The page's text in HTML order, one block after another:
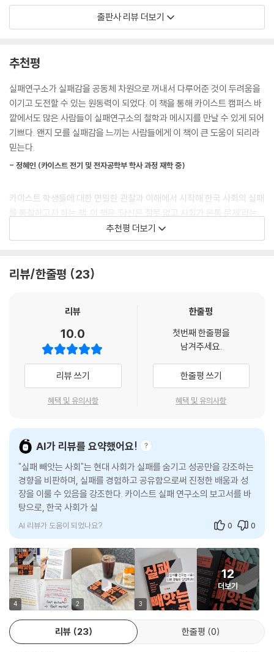
를 숨긴다. 이는 응답자의 74.1퍼센트가 평소 실패를 막연히 두려워하며 6
3.3퍼센트가 실패가 두려워서 도전을 포기한 적이 있다고 답한 것에서도
를 대상으로 한국 사회에서 성공하기 위해 가장 중요한 요인이 무엇인지
물었을 때, 모든 세대가 ‘노력과 성실성’을 성공의 핵심 요인으로 꼽았지만
그 외 요인들에서는 뚜렷한 차이를 보였다. 젊은 세대일수록 ‘타고난 재능’,
‘가족 배경’, ‘운과 기회’ 등 개인이 통제할 수 없는 요소의 중요성을 높게 본
반면 1, 2차 베이비 부머 세대(1955~1974년생)는 ‘도전 정신’, ‘자기 조절
력’, ‘긍정적 마인드’ 등 개인의 의지와 태도를 상대적으로 중요하게 평가했
적으로 작용하고 있다. 발전과 성장을 직접 경험한 베이비 부머 세대는 노
력 중심의 성공관을 바탕으로 도전에 긍정적이다. 반면 저성장과 양극화
시대를 살아온 청년 세대는 개인의 노력과 도전이 과거만큼 영향력을 발휘
하지 못한다고 느끼며, 미래에 대한 불안감이 높아 도전을 기피하는 경향
의 과업일까? 저성장 흐름과 불확실한 사회 경제적 상황에서 기성세대에
비해 성장과 발전, 성공의 효능감을 상대적으로 덜 경험한 청년 세대에게
--- p.104~106
여기서 한 가지 의문이 든다. 현재 카이스트 학생이나 미국 명문대 학생에
게 지금 당신이 겪고 있는 심리적 어려움이 ‘실패를 많이 경험하지 못해
서’라고 이야기한다면 얼마나 많은 사람이 동의할까? 이 진단에 발끈하거
나 조금은 억울해하는 경우도 있으리라 짐작된다. 많은 학생에게 입시의
과정이 실패와 두려움의 연속이었을 테니까 말이다. (중략) 그런데 ‘실패
로 경험하고 그로부터 배우는 능력이 부족하다는 뜻이다. 학생들이 입시
과정에서 많이 실패했다고 해서 이러한 능력이 자연스럽게 계발되는 것은
건설적으로 경험하고 배울 수 있는 기회를 박탈한다.
--- p.138~189
“대학원에 온 후 계속 실패한다고 느꼈어요. 그런데 실패가 상대적이라는
이야기를 듣고 보니 왜 제가 힘들었는지 조금 알 것 같아요. 저를 계속 괴롭
힌 건 학문적 경쟁이 아니라 SNS 속 친구들과의 비교였어요. 굳이 그들과
비교할 이유가 없는데 그러면서 실패감을 느꼈던 거죠. 학부 졸업 후 바로
취업하거나 결혼한 친구들과는 달리 대학원을 선택한 저는 더 넓은 세계와
경쟁하는 길을 택했고, 그러니 제가 느끼는 어려움도 어쩌면 당연하다는
생각이 이제야 들어요. 제가 선택했고, 제가 감수해야 하는 것이라고요.”
많은 학생이 포토보이스 참여를 “뒤통수를 맞은” 느낌 혹은 “새롭게 깨닫
는 과정”이라고 표현한 것은 평소 자신의 생각을 객관화해볼 기회가 많지
한국 사회의 실패를 통찰하고자 하는 책.”
_정광혁(카이스트 학사 과정 재학 중)
시도와 좌절의 기회를 빼앗긴 사람들에게 도전과 성장의 시간을 돌려주겠
다는 결심
2021년 2월, 카이스트 제17대 총장으로 취임한 이광형 교수는 “성공률이
80퍼센트가 넘는 연구 과제는 지원하지 않겠다”라는 파격적인 선언을 했
다. 과학자들이 두려움 없이 전례 없는 도전에 매진하려면 역설적으로 실
시 필요하다는 철학에서 나온 주장이었다. 그리고 2021년 6월에 문을 연
회』는 실패연구소가 3년이 넘는 시간 동안 카이스트 학생들뿐 아니라 학
교 안팎으로 세대와 분야를 넘나들며 여러 사람들을 만나 ‘실패에서 배우
는 법’을 고민하고 연구하고 실험한 결과를 담은 책이다.
사’에 따르면 실패가 ‘성공에 도움이 된다’에 동의한 사람(73.5퍼센트)이
가 나왔다. 응답자의 77.2퍼센트가 ‘한국 사회가 실패에 관대하지 않은 사
회’라고 답했고 ‘한국 사회는 한 번 실패하면 낙오자로 인식된다’라는 데 5
8.2퍼센트가 동의했다. 게다가 한국 사회 구성원은 아무도 해보지 않은 일
에 도전하는 사람을 ‘존중하고 지원’하기(35.6퍼센트)보다 ‘무모하다고
여기고 무시’하는 경향(64.4퍼센트)을 보이며, ‘실패를 성장과 학습의 기
회’로 보기(35.1퍼센트)보다 ‘부끄럽게 여기고 비난’(64.9퍼센트)한다고
본다는 인식이 훨씬 우세했다. 이는 실패에 대한 인식과 현실의 간극을 여
페인에 더 이상 매달리지 않아도 된다는 사실을 알게 되었다. 이미 사람들
은 실패가 얼마나 쓸모 있는지 잘 알고 있다. 다만 남들의 시선이 두려워,
사회적 편견이 무서워 실패를 회피하고 있을 뿐이다. 실패의 필요를 모르
는 게 아니라 실패할 기회를 빼앗기고 있는 셈이다.
카이스트 실패연구소는 결국 실패했다?!
실패한 실패연구소가 찾아낸 새로운 돌파구, 과정으로서의 실패 경험에서
길을 찾다
“실패연구소는 우리 사회가 실패의 가치를 다시 보고 실패를 통해 배울 수
있도록 돕겠습니다.” 실패연구소 홈페이지에 적힌 문구다. 이 취지에 걸맞
게 실패연구소는 설립 첫해부터 참여형 연구, 세미나, 공모전, 전시 등 다
양한 형태의 프로그램을 동시다발적으로 진행했고, 그 결과 언론 등 외부
의 높은 관심을 받았다. 2023년 카이스트 캠퍼스에서 열린 ‘실패주간’ 행
사에는 수많은 취재진이 몰려들었고 실패의 의미를 재조명하는 강연이나
출판사 리뷰 더보기
추천평
실패연구소가 실패감을 공동체 차원으로 꺼내서 다루어준 것이 두려움을
이기고 도전할 수 있는 원동력이 되었다. 이 책을 통해 카이스트 캠퍼스 바
깥에서도 많은 사람들이 실패연구소의 철학과 메시지를 만날 수 있게 되어
기쁘다. 왠지 모를 실패감을 느끼는 사람들에게 이 책이 큰 도움이 되리라
믿는다.
- 정혜인 (카이스트 전기 및 전자공학부 학사 과정 재학 중)
카이스트 학생들에 대한 면밀한 관찰과 이해에서 시작해 한국 사회의 실패
를 통찰하고자 하는 책. 이 책은 ‘당신은 잘못 없고 사회가 온통 문제’라는
식으로, 거꾸로 ‘당신만 바뀌면 모든 게 잘될 것’이라는 식으로 쉬운 답을
강요하지 않는다. 그 대신 사회의 실패란 결국 개인의 실패가 모여서 만들
를 가진다고 말한다. 그렇기에 불가분의 관계에 있는 개인과 사회의 실패
“실패해도 괜찮다”라는 장밋빛 비전을 가진 연구소가 주인공인 책. 순탄한
교훈이 가득할 것 같지만, 실상은 주인공이 진짜 망할지도 모른다는 스릴
로 가득하다. 엘리트 학생들의 서늘한 피드백과 사회의 현실적 문제들에
부딪히는 이 작은 연구소는 실패를 이해하기 위해 숨이 깔딱깔딱할 때까지
달린다. 그리고 책을 덮을 때 그들이 전하고자 한 실패의 진정한 의미는 우
- 임경아 (카이스트 과학저널리즘대학원 졸업, 《페일로그: 나의 희망퇴직 일지》 저
자)
이 책은 실패연구소의 과학적 접근법, 명쾌한 연구 루트를 스텝 바이 스텝
으로 다룬다. 남녀노소 모두에게 이 책은 인상 깊은 지침이 될 테지만, 특히
카이스트 학생의 목소리가 담긴 만큼 카이스트 학생에게 큰 도움이 되리라
믿는다. 그리고 이 책이 회사나 학교 등 많은 조직에서 구성원 각자의 경험
과 목소리를 공유하는 계기가 되어주길 바란다.
- 박소정 (카이스트 물리학과 석박사 통합 과정 재학 중)
추천평 더보기
리뷰/한줄평 23
리뷰
10.0
리뷰 쓰기
혜택 및 유의사항
한줄평
첫번째 한줄평을
남겨주세요.
한줄평 쓰기
혜택 및 유의사항
AI가 리뷰를 요약했어요!
"실패 빼앗는 사회"는 현대 사회가 실패를 숨기고 성공만을 강조하는
경향을 비판하며, 실패를 경험하고 공유함으로써 진정한 배움과 성
장을 이룰 수 있음을 강조한다. 카이스트 실패 연구소의 보고서를 바
탕으로, 한국 사회가 실패를 두려워하고 무난한 삶만을 추구하는
AI 리뷰가 도움이 되었나요? 0 0
4 2 3
12
더보기
리뷰 23 한줄평 0